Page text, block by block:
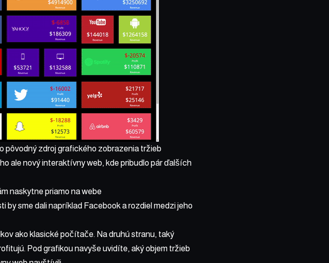
pôvodný zdroj grafického zobrazenia tržieb
ale nový interaktívny web, kde pribudlo pár ďalších
naskytne priamo na webe
by sme dali napríklad Facebook a rozdiel medzi jeho
ako klasické počítače. Na druhú stranu, taký
Pod grafikou navyše uvidíte, aký objem tržieb